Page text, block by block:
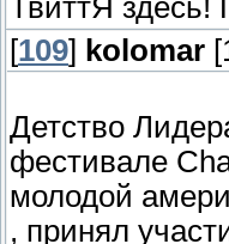
ТвиттЯ здесь!
[109] kolomar
Детство
фестивале
молодой
, принял